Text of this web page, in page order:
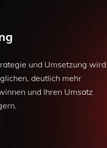
und Umsetzung wird
deutlich mehr
und Ihren Umsatz